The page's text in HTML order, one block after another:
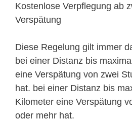
Kostenlose Verpflegung ab
Verspätung
Diese Regelung gilt immer
bei einer Distanz bis
eine Verspätung von zwei
hat. bei einer Distanz bis
Kilometer eine Verspätung
oder mehr hat.